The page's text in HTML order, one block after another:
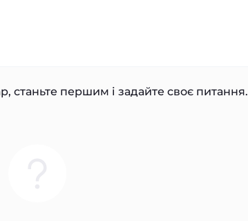
станьте першим і задайте своє питання.